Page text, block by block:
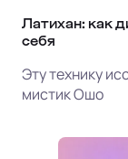
Латихан: как
себя
Эту технику
мистик Ошо